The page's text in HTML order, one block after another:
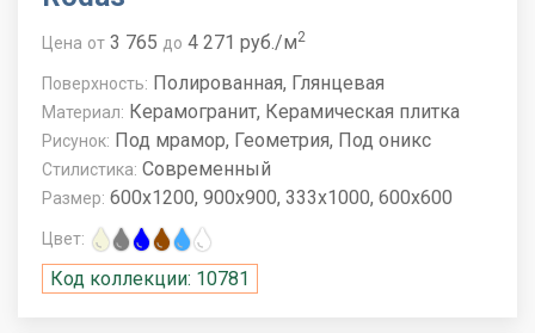
Цена от 3 765 до 4 271 руб./м2
Поверхность: Полированная, Глянцевая
Материал: Керамогранит, Керамическая плитка
Рисунок: Под мрамор, Геометрия, Под оникс
Стилистика: Современный
Размер: 600x1200, 900x900, 333x1000, 600x600
Цвет:
Код коллекции: 10781